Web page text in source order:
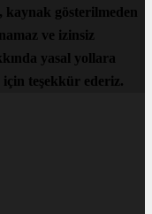
gösterilmeden
ve izinsiz
yasal yollara
teşekkür ederiz.